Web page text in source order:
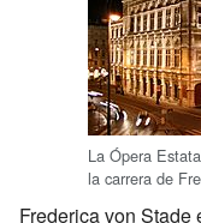
La Ópera
la carrera de
Frederica von